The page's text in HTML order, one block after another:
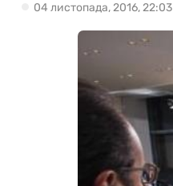
04 листопада, 2016, 22:03